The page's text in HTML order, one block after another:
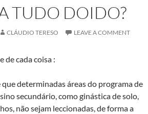
TUDO DOIDO?
CLÁUDIO TERESO LEAVE A COMMENT
de cada coisa :
determinadas áreas do programa de
secundário, como ginástica de solo,
não sejam leccionadas, de forma a